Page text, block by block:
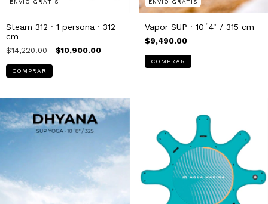
ENVÍO GRATIS
Steam 312 · 1 persona · 312
cm
$14,220.00 $10,900.00
COMPRAR
ENVÍO GRATIS
Vapor SUP · 10´4" / 315 cm
$9,490.00
COMPRAR